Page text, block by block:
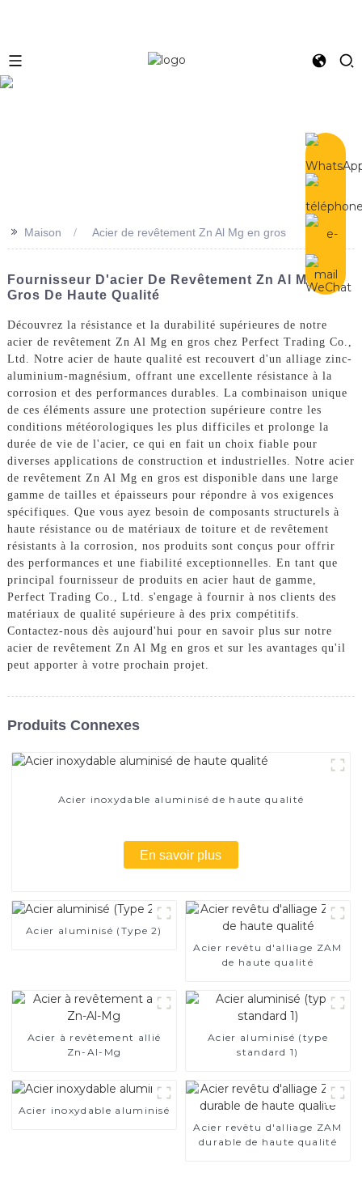
>> Maison Acier de revêtement Zn Al Mg en gros
Fournisseur D'acier De Revêtement Zn Al Mg En
Gros De Haute Qualité
Découvrez la résistance et la durabilité supérieures de notre
acier de revêtement Zn Al Mg en gros chez Perfect Trading Co.,
Ltd. Notre acier de haute qualité est recouvert d'un alliage zinc-
aluminium-magnésium, offrant une excellente résistance à la
corrosion et des performances durables. La combinaison unique
de ces éléments assure une protection supérieure contre les
conditions météorologiques les plus difficiles et prolonge la
durée de vie de l'acier, ce qui en fait un choix fiable pour
diverses applications de construction et industrielles. Notre acier
de revêtement Zn Al Mg en gros est disponible dans une large
gamme de tailles et épaisseurs pour répondre à vos exigences
spécifiques. Que vous ayez besoin de composants structurels à
haute résistance ou de matériaux de toiture et de revêtement
résistants à la corrosion, nos produits sont conçus pour offrir
des performances et une fiabilité exceptionnelles. En tant que
principal fournisseur de produits en acier haut de gamme,
Perfect Trading Co., Ltd. s'engage à fournir à nos clients des
matériaux de qualité supérieure à des prix compétitifs.
Contactez-nous dès aujourd'hui pour en savoir plus sur notre
acier de revêtement Zn Al Mg en gros et sur les avantages qu'il
peut apporter à votre prochain projet.
Produits Connexes
Acier inoxydable aluminisé de haute qualité
En savoir plus
Acier aluminisé (Type 2)
Acier revêtu d'alliage ZAM
de haute qualité
Acier à revêtement allié
Zn-Al-Mg
Acier aluminisé (type
standard 1)
Acier inoxydable aluminisé
Acier revêtu d'alliage ZAM
durable de haute qualité